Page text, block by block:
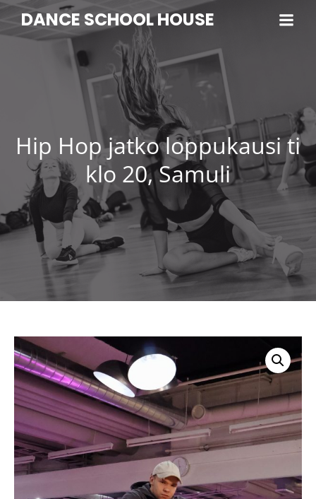
DANCE SCHOOL HOUSE
Hip Hop jatko loppukausi ti
klo 20, Samuli